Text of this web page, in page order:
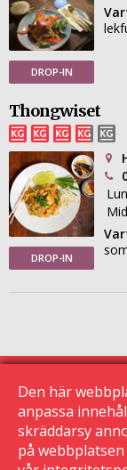
DROP-IN
Thongwiset
DROP-IN
Den här
anpassa
skräddarsy
på